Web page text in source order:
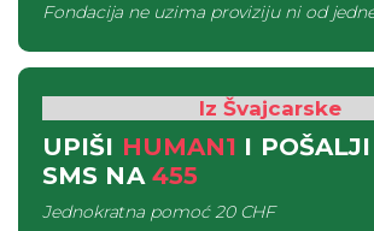
Fondacija ne uzima proviziju ni od
Iz Švajcarske
UPIŠI HUMAN1 I POŠALJI
SMS NA 455
Jednokratna pomoć20 CHF